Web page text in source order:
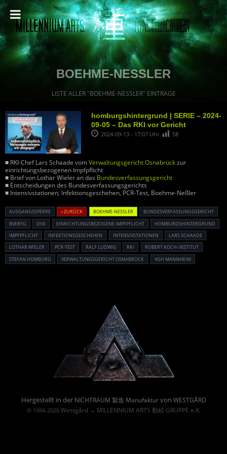
BOEHME-NESSLER
LISTE ALLER "BOEHME-NESSLER" EINTRÄGE
homburgshintergrund | SERIE – 2024-
09-05 – Das RKI vor Gericht
2024-09-13 - 17:07 Uhr 58
■ RKI-Chef Lars Schaade vomVerwaltungsgericht Osnabrückzur
einrichtungsbezogenen Impfpflicht
■ Brief von Lothar Wieler an das Bundesverfassungsgericht
■ Entscheidungen des Bundesverfassungsgerichts
■ Intensivstationen, Infektionsgeschehen, PCR-Test, Boehme-Neßler
AUSGANGSSPERRE « ZURÜCK BOEHME-NESSLER
BUNDESVERFASSUNGSGERICHT
BVERFG
DIVI EINRICHTUNGSBEZOGENE IMPFPFLICHT
HOMBURGSHINTERGRUND
IMPFPFLICHT
INFEKTIONSGESCHEHEN INTENSIVSTATIONEN
LARS SCHAADE
LOTHAR WIELER
PCR-TEST RALF LUDWIG RKI
ROBERT KOCH-INSTITUT
STEFAN HOMBURG
VERWALTUNGSGERICHT OSNABRÜCK VGH MANNHEIM
Hergestellt in der NICHTRAUM 製造 Manufakturvon WESTGÅRD
© 1994-2026 Westgård→ MILLENNIUM ARTS 勤続 GRUPPE e.K.
Powered By :